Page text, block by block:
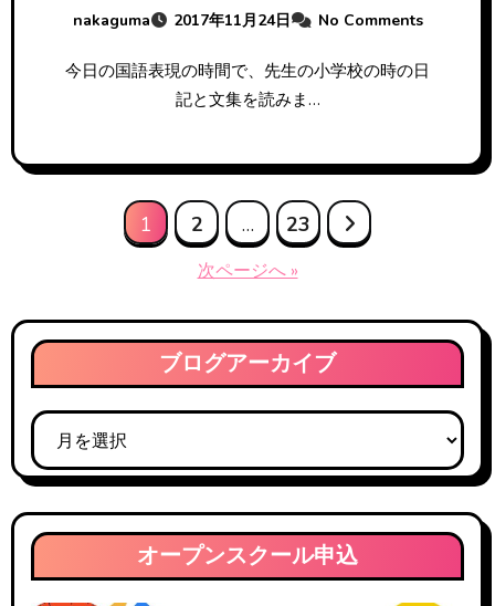
nakaguma 2017年11月24日 No Comments
今日の国語表現の時間で、先生の小学校の時の日
記と文集を読みま…
の
ペ
ー
ジ
送
り
1 2 … 23
次ページへ »
ブログアーカイブ
ブ
ロ
グ
ア
ー
カ
オープンスクール申込